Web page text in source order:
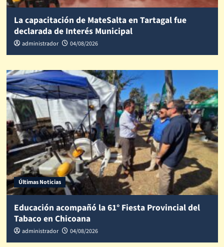
La capacitación de MateSalta en Tartagal fue
declarada de Interés Municipal
administrador 04/08/2026
Últimas Noticias
Educación acompañó la 61° Fiesta Provincial del
Tabaco en Chicoana
administrador 04/08/2026